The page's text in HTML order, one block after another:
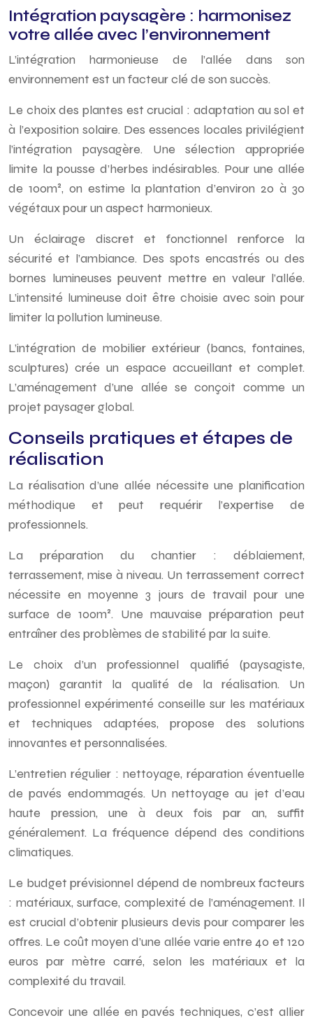
Intégration paysagère : harmonisez
votre allée avec l’environnement
L’intégration harmonieuse de l’allée dans son
environnement est un facteur clé de son succès.
Le choix des plantes est crucial : adaptation au sol et
à l’exposition solaire. Des essences locales privilégient
l’intégration paysagère. Une sélection appropriée
limite la pousse d’herbes indésirables. Pour une allée
de 100m², on estime la plantation d’environ 20 à 30
végétaux pour un aspect harmonieux.
Un éclairage discret et fonctionnel renforce la
sécurité et l’ambiance. Des spots encastrés ou des
bornes lumineuses peuvent mettre en valeur l’allée.
L’intensité lumineuse doit être choisie avec soin pour
limiter la pollution lumineuse.
L’intégration de mobilier extérieur (bancs, fontaines,
sculptures) crée un espace accueillant et complet.
L’aménagement d’une allée se conçoit comme un
projet paysager global.
Conseils pratiques et étapes de
réalisation
La réalisation d’une allée nécessite une planification
méthodique et peut requérir l’expertise de
professionnels.
La préparation du chantier : déblaiement,
terrassement, mise à niveau. Un terrassement correct
nécessite en moyenne 3 jours de travail pour une
surface de 100m². Une mauvaise préparation peut
entraîner des problèmes de stabilité par la suite.
Le choix d’un professionnel qualifié (paysagiste,
maçon) garantit la qualité de la réalisation. Un
professionnel expérimenté conseille sur les matériaux
et techniques adaptées, propose des solutions
innovantes et personnalisées.
L’entretien régulier : nettoyage, réparation éventuelle
de pavés endommagés. Un nettoyage au jet d’eau
haute pression, une à deux fois par an, suffit
généralement. La fréquence dépend des conditions
climatiques.
Le budget prévisionnel dépend de nombreux facteurs
: matériaux, surface, complexité de l’aménagement. Il
est crucial d’obtenir plusieurs devis pour comparer les
offres. Le coût moyen d’une allée varie entre 40 et 120
euros par mètre carré, selon les matériaux et la
complexité du travail.
Concevoir une allée en pavés techniques, c’est allier